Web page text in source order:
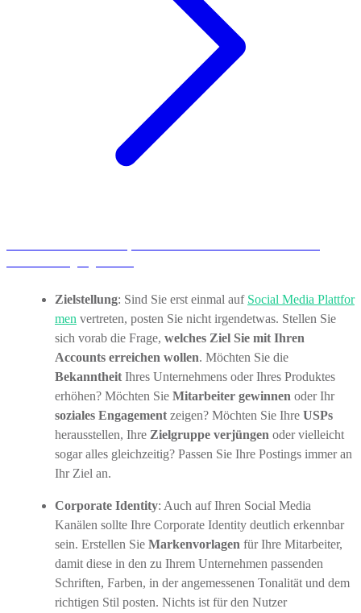
Zielstellung: Sind Sie erst einmal auf Social Media Plattfor
men vertreten, posten Sie nicht irgendetwas. Stellen Sie
sich vorab die Frage, welches Ziel Sie mit Ihren
Accounts erreichen wollen. Möchten Sie die
Bekanntheit Ihres Unternehmens oder Ihres Produktes
erhöhen? Möchten Sie Mitarbeiter gewinnen oder Ihr
soziales Engagement zeigen? Möchten Sie Ihre USPs
herausstellen, Ihre Zielgruppe verjüngen oder vielleicht
sogar alles gleichzeitig? Passen Sie Ihre Postings immer an
Ihr Ziel an.
Corporate Identity: Auch auf Ihren Social Media
Kanälen sollte Ihre Corporate Identity deutlich erkennbar
sein. Erstellen Sie Markenvorlagen für Ihre Mitarbeiter,
damit diese in den zu Ihrem Unternehmen passenden
Schriften, Farben, in der angemessenen Tonalität und dem
richtigen Stil posten. Nichts ist für den Nutzer